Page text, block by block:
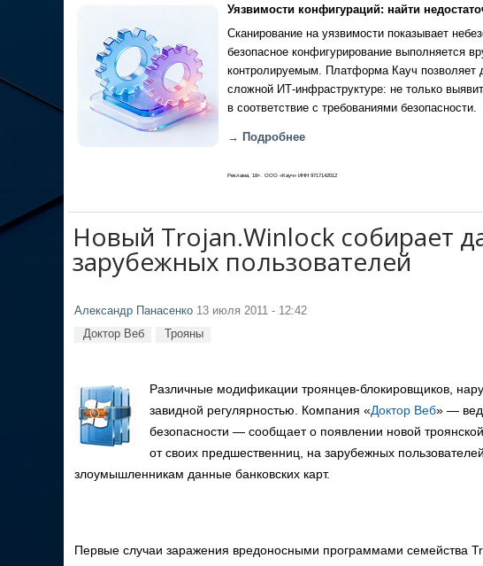
Уязвимости конфигураций: найти
Сканирование на уязвимости показывает
безопасное конфигурирование выполняется
контролируемым. Платформа Кауч позволяет
сложной ИТ-инфраструктуре: не только
в соответствие с требованиями безопасности.
→ Подробнее
Реклама, 18+. ООО «Кауч» ИНН 9717142012
Новый Trojan.Winlock собирает
зарубежных пользователей
Александр Панасенко 13 июля 2011 - 12:42
Доктор Веб Трояны
Различные модификации троянцев-блокировщиков,
завидной регулярностью. Компания «Доктор Веб» —
безопасности — сообщает о появлении новой
от своих предшественниц, на зарубежных
злоумышленникам данные банковских карт.
Первые случаи заражения вредоносными программами семейства